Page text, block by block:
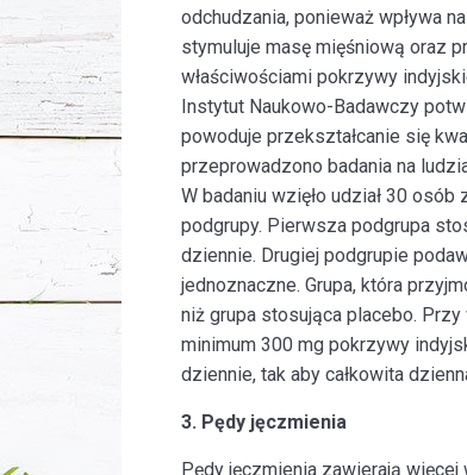
odchudzania, ponieważ wpływa
stymuluje masę mięśniową oraz
właściwościami pokrzywy
Instytut Naukowo-Badawczy
powoduje przekształcanie się
przeprowadzono badania na
W badaniu wzięło udział 30
podgrupy. Pierwsza podgrupa
dziennie. Drugiej podgrupie
jednoznaczne. Grupa, która
niż grupa stosująca placebo.
minimum 300 mg pokrzywy
dziennie, tak aby całkowita
3. Pędy jęczmienia
Pędy jęczmienia zawierają